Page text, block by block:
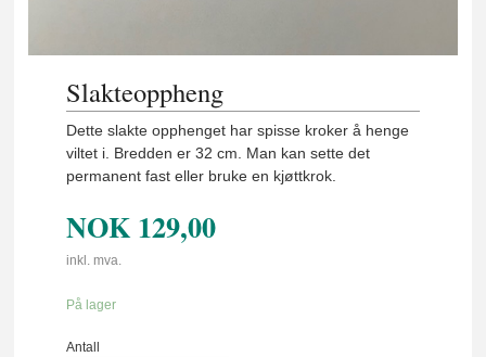
Slakteoppheng
Dette slakte opphenget har spisse kroker å henge
viltet i. Bredden er 32 cm. Man kan sette det
permanent fast eller bruke en kjøttkrok.
NOK 129,00
inkl. mva.
På lager
Antall